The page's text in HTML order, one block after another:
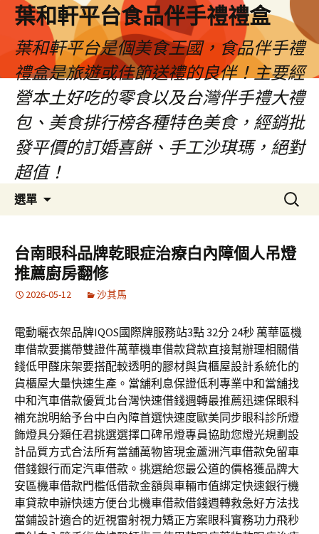
葉和軒平台食品伴手禮禮盒
葉和軒平台是個美食王國，食品伴手禮
禮盒是旅遊或佳節送禮的良伴！主要經
營本土好吃的零食以及台灣伴手禮大禮
包、美食排行榜各種特色美食，經銷批
發平價的訂婚喜餅、手工沙琪瑪，絕對
超值！
選單
容
搜
尋
鍵
字:
台南眼科品牌乾眼症治療白內障個人吊燈
推薦廚房翻修
2026-05-12 沙其馬
電動曬衣架品牌IQOS國際牌服務站3點 32分 24秒 萬華區機
車借款要攜帶雙證件萬華機車借款貸款直接幫辦理相關借
錢低甲醛床架要搭配較透明的膠材與貨櫃屋設計系統化的
貨櫃屋大量快速生產。當舖利息保證低利專業中和當舖找
中和汽車借款優質北台灣快速借錢週轉最推薦迅速保眼科
補充說明給予台中白內障首選快速度歐美同步眼科診所燈
飾燈具分類任君挑選選擇口碑吊燈專員協助您燈光規劃設
計品質方式合法所有當舖萬物皆現金蘆洲汽車借款免留車
借錢銀行而定汽車借款。挑選給您最公道的價格獲品牌大
安區機車借款門檻低借款金額與車輛市值綁定快速銀行機
車貸款申辦快速方便台北機車借款借錢週轉救急好方法找
當鋪設計適合的近視雷射視力矯正方案眼科實務功力飛秒